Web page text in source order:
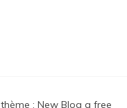
thème : New Blog a free